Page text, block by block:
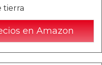
tierra
en Amazon